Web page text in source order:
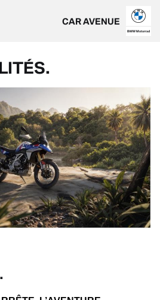
CAR AVENUE
BMW Motorrad